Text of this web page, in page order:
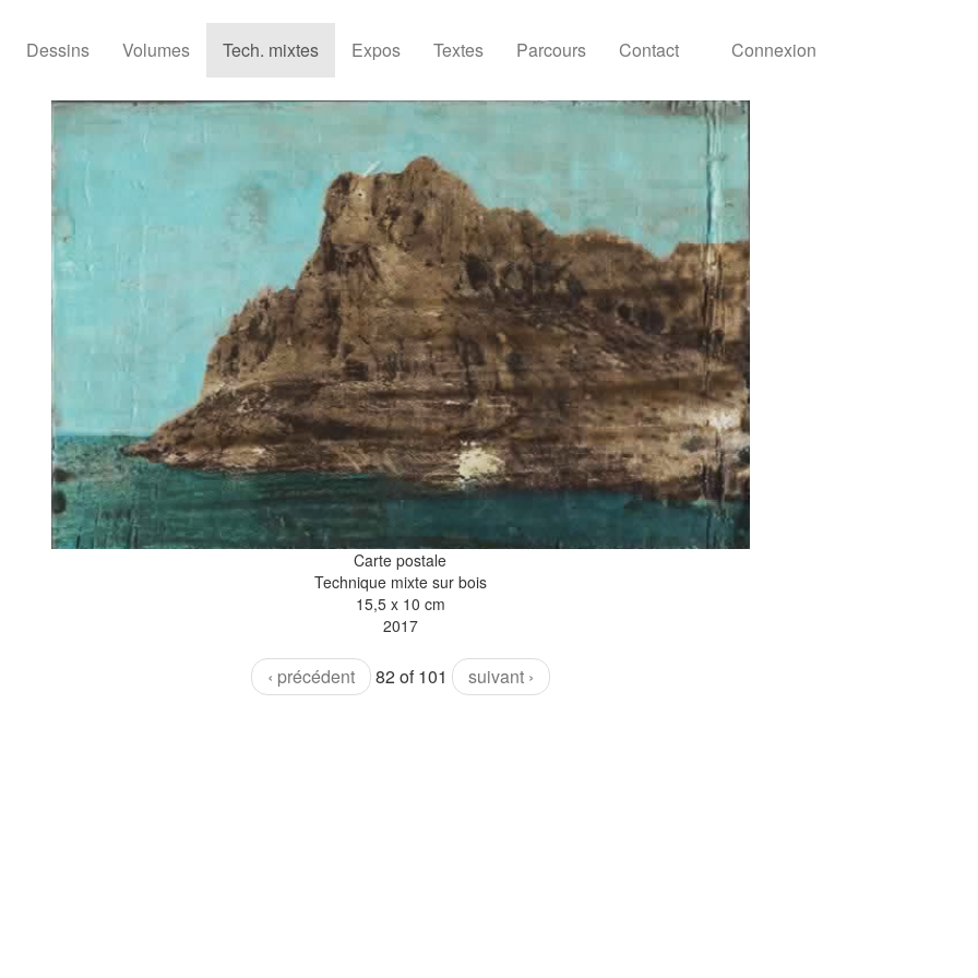
Dessins Volumes Tech. mixtes Expos Textes Parcours Contact Connexion
Carte postale
Technique mixte sur bois
15,5 x 10 cm
2017
‹ précédent 82 of 101 suivant ›